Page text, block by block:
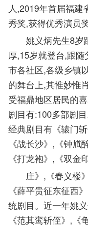
人,2019年首届福
秀奖,获得优秀演员奖
姚义炳先生8岁
厚,15岁就登台,跟
市各社区,各级乡镇
的舞台上,其惟妙惟
受福鼎地区居民的
剧目有:100多部剧
经典剧目有《辕门
《战长沙》,《钟馗
《打龙袍》,《双金
庄》,《春义楼
《薛平贵征东征西
统剧目。近一年姚
《范其鸾斩侄》,《